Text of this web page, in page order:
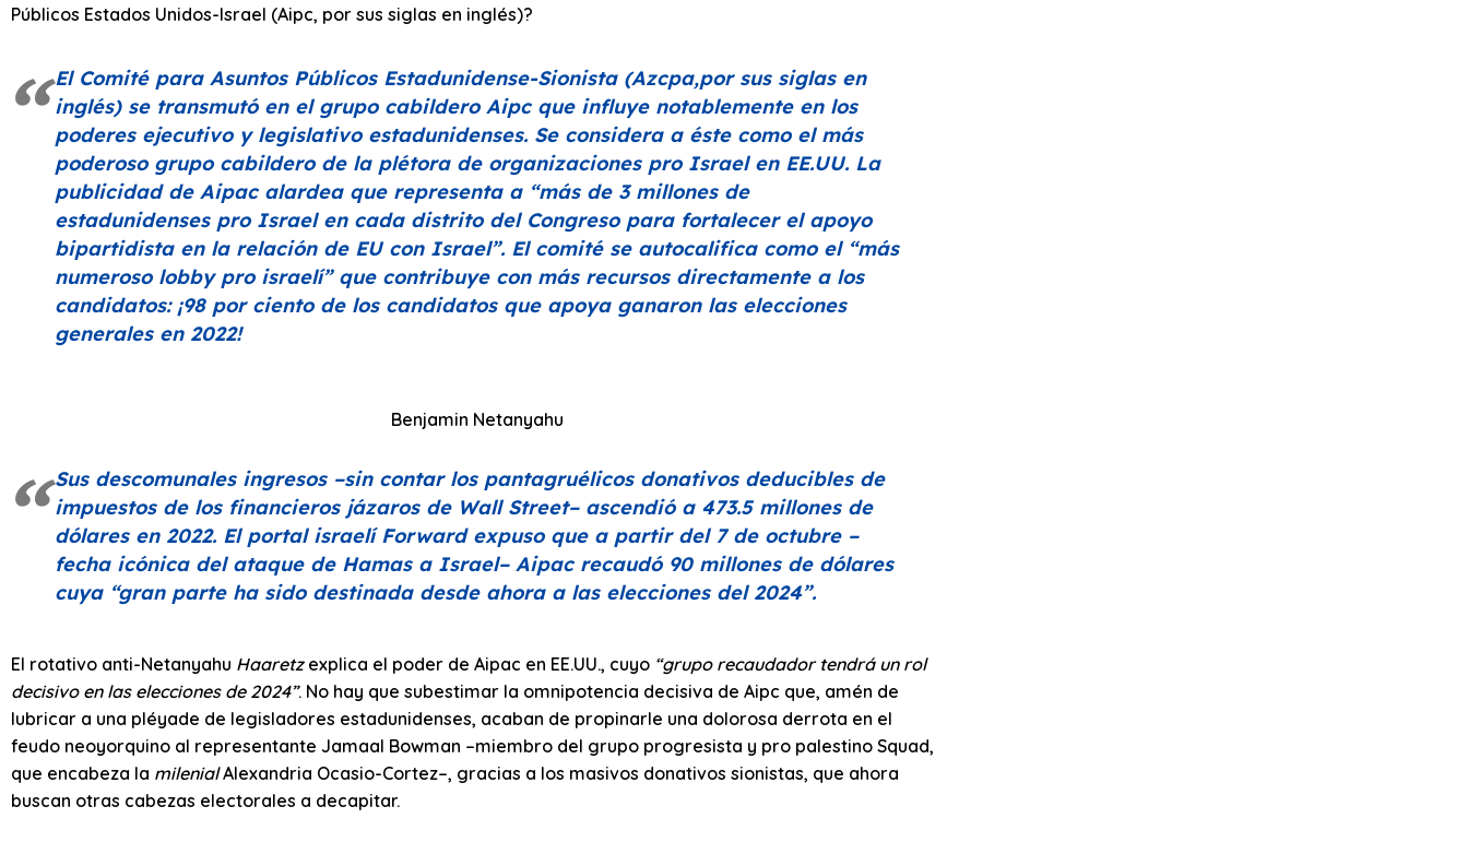
Públicos Estados Unidos-Israel (Aipc, por sus siglas en inglés)?
El Comité para Asuntos Públicos Estadunidense-Sionista (Azcpa,por sus siglas en
inglés) se transmutó en el grupo cabildero Aipc que influye notablemente en los
poderes ejecutivo y legislativo estadunidenses. Se considera a éste como el más
poderoso grupo cabildero de la plétora de organizaciones pro Israel en EE.UU. La
publicidad de Aipac alardea que representa a “más de 3 millones de
estadunidenses pro Israel en cada distrito del Congreso para fortalecer el apoyo
bipartidista en la relación de EU con Israel”. El comité se autocalifica como el “más
numeroso lobby pro israelí” que contribuye con más recursos directamente a los
candidatos: ¡98 por ciento de los candidatos que apoya ganaron las elecciones
generales en 2022!
Benjamin Netanyahu
Sus descomunales ingresos –sin contar los pantagruélicos donativos deducibles de
impuestos de los financieros jázaros de Wall Street– ascendió a 473.5 millones de
dólares en 2022. El portal israelíForwardexpuso que a partir del 7 de octubre –
fecha icónica del ataque de Hamas a Israel– Aipac recaudó 90 millones de dólares
cuya “gran parte ha sido destinada desde ahora a las elecciones del 2024”.
El rotativo anti-Netanyahu Haaretz explica el poder de Aipac en EE.UU., cuyo “grupo recaudador tendrá un rol
decisivo en las elecciones de 2024”. No hay que subestimar la omnipotencia decisiva de Aipc que, amén de
lubricar a una pléyade de legisladores estadunidenses, acaban de propinarle una dolorosa derrota en el
feudo neoyorquino al representante Jamaal Bowman –miembro del grupo progresista y pro palestino Squad,
que encabeza la milenialAlexandria Ocasio-Cortez–, gracias a los masivos donativos sionistas, que ahora
buscan otras cabezas electorales a decapitar.